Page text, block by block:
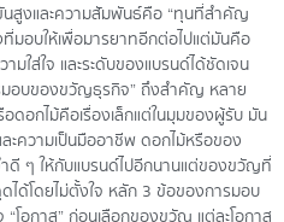
นสูงและความสัมพันธ์คือ “ทุนที่สำคัญ
มอบให้เพื่อมารยาทอีกต่อไปแต่มันคือ
ใส่ใจ และระดับของแบรนด์ได้ชัดเจน
มอบของขวัญธุรกิจ” ถึงสำคัญ หลาย
อกไม้คือเรื่องเล็กแต่ในมุมของผู้รับ มัน
ะความเป็นมืออาชีพ ดอกไม้หรือของ
ดี ๆ ให้กับแบรนด์ไปอีกนานแต่ของขวัญที่
ได้โดยไม่ตั้งใจ หลัก 3 ข้อของการมอบ